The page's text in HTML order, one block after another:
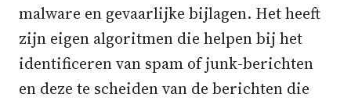
malware en gevaarlijke bijlagen. Het heeft
zijn eigen algoritmen die helpen bij het
identificeren van spam of junk-berichten
en deze te scheiden van de berichten die